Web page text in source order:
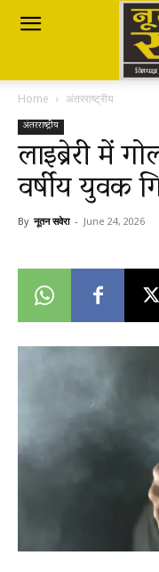
Nutan
Savera
नूतन
Home अंतरराष्ट्रीय
अंतरराष्ट्रीय
लाइब्रेरी में
वर्षीय युवक
By नूतन सवेरा - June 24, 2026